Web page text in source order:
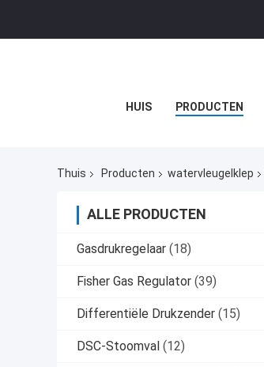
HUIS PRODUCTEN
Thuis Producten watervleugelklep
ALLE PRODUCTEN
Gasdrukregelaar (18)
Fisher Gas Regulator (39)
Differentiële Drukzender (15)
DSC-Stoomval (12)